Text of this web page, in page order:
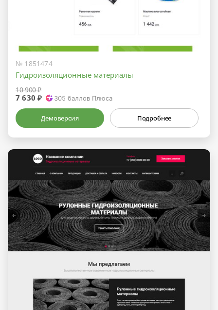
№ 1851474
Гидроизоляционные материалы
10 900 ₽
7 630 ₽ 305 баллов Плюса
Демоверсия Подробнее